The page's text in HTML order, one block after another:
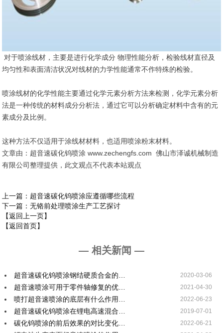
对于喷涂线材，主要是进行化学成分 物理性能分析，检验线材直径及
均匀性和表面清洁状况对线材的力学性能通常不作特殊的检验。
喷涂线材的化学性能主要通过化学元素分析方法来检测，化学元素分析
法是一种传统的材料成分分析法，通过它可以分析确定材料中含有的元
素成分及比例。
这种方法不仅适用于涂线材材料，也适用喷涂粉末材料。
文章由：超音速碳化钨喷涂 www.zechengfs.com 佛山市泽诚机械制造
有限公司整理提供，此文观点不代表本站观点
上一篇 ：超音速碳化钨喷涂应遵循哪些流程
下一篇 ：无铬前处理喷涂生产工艺探讨
【返回上一页】
【返回首页】
— 相关新闻 —
超音速碳化钨喷涂钢结硬质合金的… 2020-03-06
超音速喷涂可用于零件轴修复的优… 2021-04-30
喷打超音速喷涂的底层有什么作用… 2022-06-23
超音速碳化钨喷涂在锂电高速混合… 2019-07-01
碳化钨喷涂的前后效果的对比变化… 2022-06-21